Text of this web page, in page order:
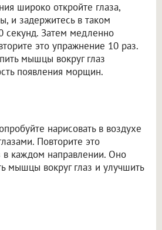
широко откройте глаза,
и задержитесь в таком
секунд. Затем медленно
это упражнение 10 раз.
мышцы вокруг глаз
появления морщин.
нарисовать в воздухе
Повторите это
каждом направлении. Оно
мышцы вокруг глаз и улучшить